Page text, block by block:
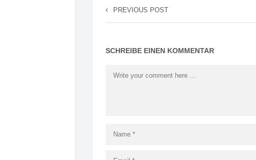
PREVIOUS POST
SCHREIBE EINEN KOMMENTAR